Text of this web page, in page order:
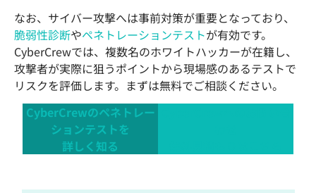
なお、サイバー攻撃へは事前対策が重要となっており、
脆弱性診断やペネトレーションテストが有効です。
CyberCrewでは、複数名のホワイトハッカーが在籍し、
攻撃者が実際に狙うポイントから現場感のあるテストで
リスクを評価します。まずは無料でご相談ください。
CyberCrewのペネトレー
ションテストを
詳しく知る